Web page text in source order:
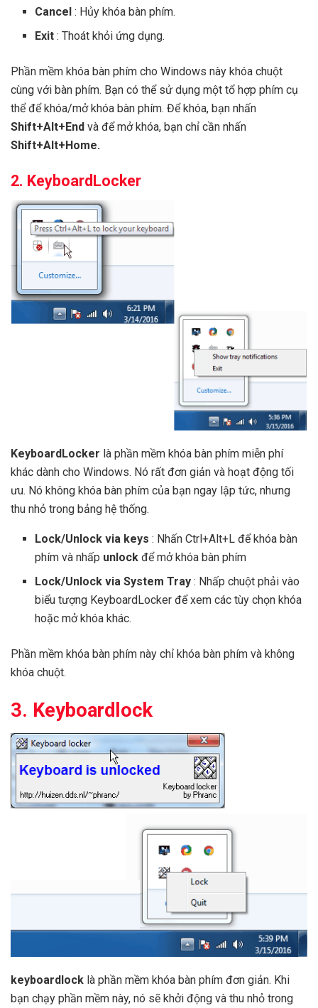
Cancel: Hủy khóa bàn phím.
Exit: Thoát khỏi ứng dụng.
Phần mềm khóa bàn phím cho Windows này khóa chuột
cùng với bàn phím. Bạn có thể sử dụng một tổ hợp phím cụ
thể để khóa/mở khóa bàn phím. Để khóa, bạn nhấn
Shift+Alt+End và để mở khóa, bạn chỉ cần nhấn
Shift+Alt+Home.
2. KeyboardLocker
KeyboardLocker là phần mềm khóa bàn phím miễn phí
khác dành cho Windows. Nó rất đơn giản và hoạt động tối
ưu. Nó không khóa bàn phím của bạn ngay lập tức, nhưng
thu nhỏ trong bảng hệ thống.
Lock/Unlock via keys: Nhấn Ctrl+Alt+L để khóa bàn
phím và nhấp unlock để mở khóa bàn phím
Lock/Unlock via System Tray: Nhấp chuột phải vào
biểu tượng KeyboardLocker để xem các tùy chọn khóa
hoặc mở khóa khác.
Phần mềm khóa bàn phím này chỉ khóa bàn phím và không
khóa chuột.
3. Keyboardlock
keyboardlock là phần mềm khóa bàn phím đơn giản. Khi
bạn chạy phần mềm này, nó sẽ khởi động và thu nhỏ trong